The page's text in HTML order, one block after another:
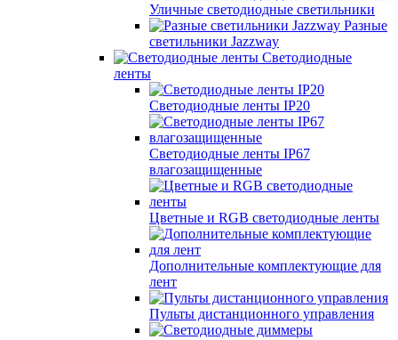
Уличные светодиодные светильники
Разные
светильники Jazzway
Светодиодные
ленты
Светодиодные ленты IP20
Светодиодные ленты IP67
влагозащищенные
Цветные и RGB светодиодные ленты
Дополнительные комплектующие для
лент
Пульты дистанционного управления